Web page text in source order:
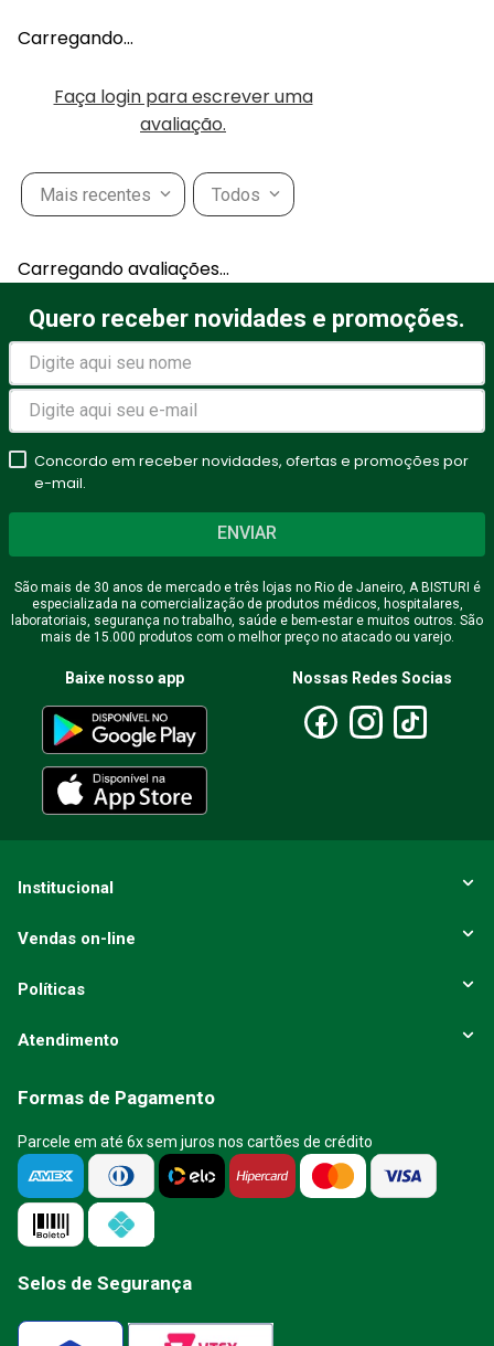
Carregando…
Faça login para escrever uma
avaliação.
Mais recentes Todos
Carregando avaliações…
Quero receber novidades e promoções.
Concordo em receber novidades, ofertas e promoções por
e-mail.
ENVIAR
São mais de 30 anos de mercado e três lojas no Rio de Janeiro, A BISTURI é
especializada na comercialização de produtos médicos, hospitalares,
laboratoriais, segurança no trabalho, saúde e bem-estar e muitos outros. São
mais de 15.000 produtos com o melhor preço no atacado ou varejo.
Baixe nosso app Nossas Redes Socias
Institucional
Vendas on-line
Políticas
Atendimento
Formas de Pagamento
Parcele em até 6x sem juros nos cartões de crédito
Selos de Segurança